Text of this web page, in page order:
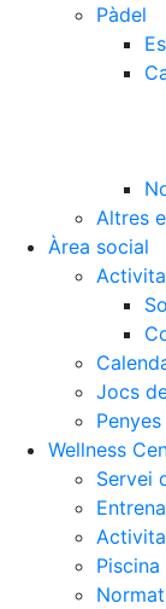
Pàdel
Altres
Àrea social
Jocs
Wellness
Servei
Piscina